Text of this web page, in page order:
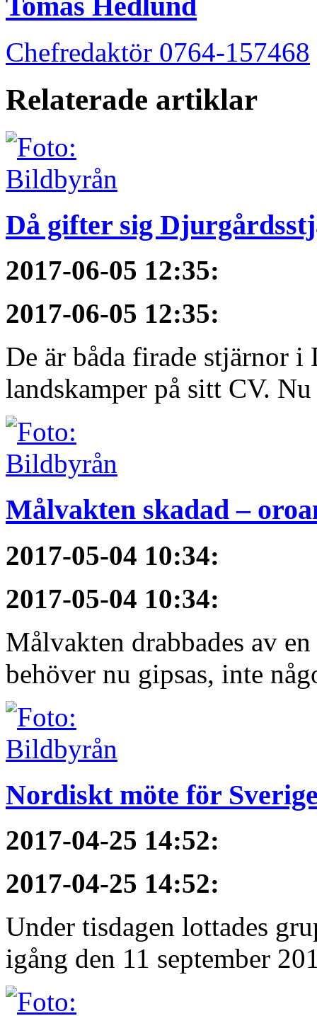
Chefredaktör 0764-157468
Relaterade artiklar
Då gifter sig
2017-06-05 12:35:
2017-06-05 12:35:
De är båda firade stjärnor i
landskamper på sitt CV.
Målvakten skadad –
2017-05-04 10:34:
2017-05-04 10:34:
Målvakten drabbades av
behöver nu gipsas, inte
Nordiskt möte för
2017-04-25 14:52:
2017-04-25 14:52:
Under tisdagen lottades
igång den 11 september